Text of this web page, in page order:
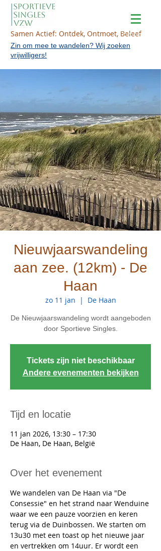
Samen Actief: Ontdek, Ontmoet, Beleef
Zin om mee te wandelen? Wij zoeken
vrijwilligers!
Nieuwjaarswandeling
aan zee. (12km) - De
Haan
zo 11 jan
  |
De Haan
De Nieuwjaarswandeling wordt aangeboden
door Sportieve Singles.
Tickets zijn niet beschikbaar
Andere evenementen bekijken
Tijd en locatie
11 jan 2026, 13:30 – 17:30
De Haan, De Haan, België
Over het evenement
We wandelen van De Haan via "De
Consessie" en het strand naar Wenduine
waar we een pauze voorzien en keren
terug via de Duinbossen. We starten om
13u30 met een toast op het nieuwe jaar
en vertrekken om 14uur. Er wordt een